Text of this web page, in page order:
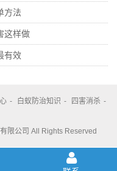
方法
这样做
有效
- 白蚁防治知识 - 四害消杀 -
限公司 All Rights Reserved